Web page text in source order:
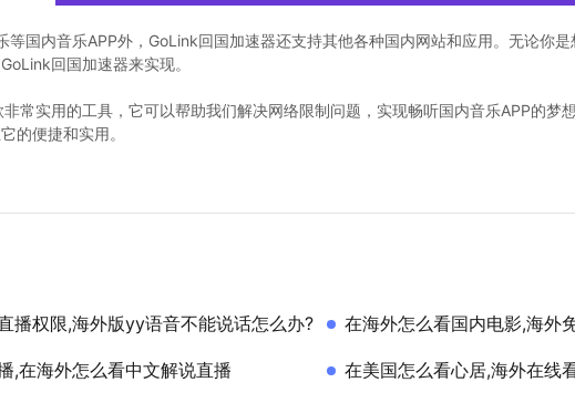
等国内音乐APP外，GoLink回国加速器还支持其他各种国内网站和应用。无论你
回国加速器来实现。
常实用的工具，它可以帮助我们解决网络限制问题，实现畅听国内音乐APP的梦
的便捷和实用。
播权限,海外版yy语音不能说话怎么办? 在海外怎么看国内电影,海外
,在海外怎么看中文解说直播 在美国怎么看心居,海外在线